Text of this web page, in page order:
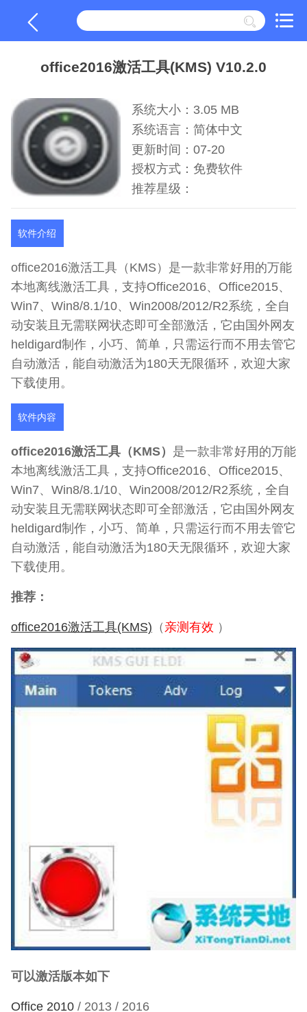
office2016激活工具(KMS) V10.2.0
系统大小：3.05 MB
系统语言：简体中文
更新时间：07-20
授权方式：免费软件
推荐星级：
软件介绍
office2016激活工具（KMS）是一款非常好用的万能
本地离线激活工具，支持Office2016、Office2015、
Win7、Win8/8.1/10、Win2008/2012/R2系统，全自
动安装且无需联网状态即可全部激活，它由国外网友
heldigard制作，小巧、简单，只需运行而不用去管它
自动激活，能自动激活为180天无限循环，欢迎大家
下载使用。
软件内容
office2016激活工具（KMS） 是一款非常好用的万能
本地离线激活工具，支持Office2016、Office2015、
Win7、Win8/8.1/10、Win2008/2012/R2系统，全自
动安装且无需联网状态即可全部激活，它由国外网友
heldigard制作，小巧、简单，只需运行而不用去管它
自动激活，能自动激活为180天无限循环，欢迎大家
下载使用。
推荐：
office2016激活工具(KMS) （ 亲测有效 ）
可以激活版本如下
Office 2010 / 2013 / 2016